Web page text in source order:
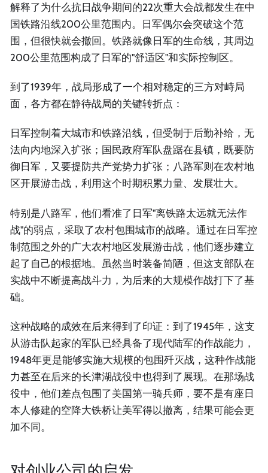
解释了为什么抗日战争期间的22次重大会战都发生在中
国铁路沿线200公里范围内。日军偶尔会突破这个范
围，但很快就会撤回。铁路就像日军的生命线，其周边
200公里范围构成了日军的"舒适区"和实际控制区。
到了1939年，战局形成了一个相对稳定的三方对峙局
面，各方都在静待战局的关键转折点：
日军控制着大城市和铁路沿线，但受制于后勤补给，无
法向内地深入扩张；国民政府军队盘踞在县镇，既要防
御日军，又要提防共产党势力扩张；八路军则在农村地
区开展游击战，利用这个时期积累力量、发展壮大。
特别是八路军，他们看准了日军"离铁路太远就无法作
战"的弱点，采取了农村包围城市的战略。通过在日军控
制范围之外的广大农村地区发展游击战，他们逐步建立
起了自己的根据地。虽然当时装备简陋，但这支部队在
实战中不断提高战斗力，为后来的大规模作战打下了基
础。
这种战略的成效在后来得到了印证：到了1945年，这支
从游击队起家的军队已经具备了现代陆军的作战能力，
1948年更是能够实施大规模的包围歼灭战，这种作战能
力甚至在后来的长津湖战役中也得到了展现。在那场战
役中，他们差点包围了美国第一骑兵师，要不是有座日
本人修建的空降大铁桥让美军得以撤离，结果可能会更
加不同。